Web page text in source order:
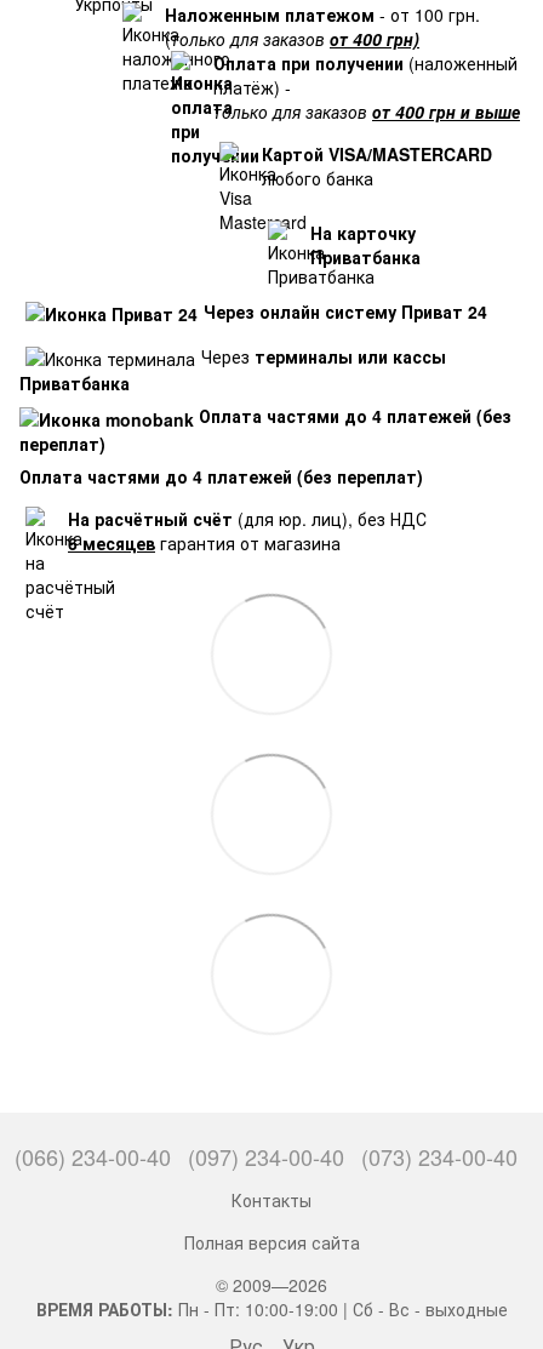
Наложенным платежом - от 100 грн.
(только для заказов от 400 грн)
Оплата при получении (наложенный
платёж) -
только для заказов от 400 грн и выше
Картой VISA/MASTERCARD
любого банка
На карточку
Приватбанка
Через онлайн систему Приват 24
Через терминалы или кассы
Приватбанка
Оплата частями до 4 платежей (без
переплат)
Оплата частями до 4 платежей (без переплат)
На расчётный счёт (для юр. лиц), без НДС
6 месяцев гарантия от магазина
(066) 234-00-40 (097) 234-00-40 (073) 234-00-40
Контакты
Полная версия сайта
© 2009—2026
ВРЕМЯ РАБОТЫ: Пн - Пт: 10:00-19:00 | Сб - Вс - выходные